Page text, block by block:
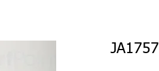
JA1757